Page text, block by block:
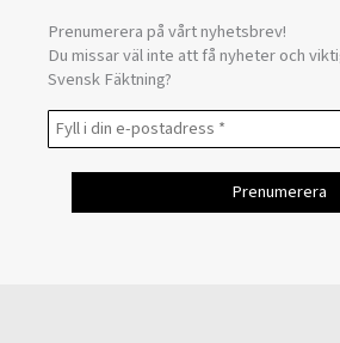
Prenumerera på vårt nyhetsbrev!
Du missar väl inte att få nyheter och
Svensk Fäktning?